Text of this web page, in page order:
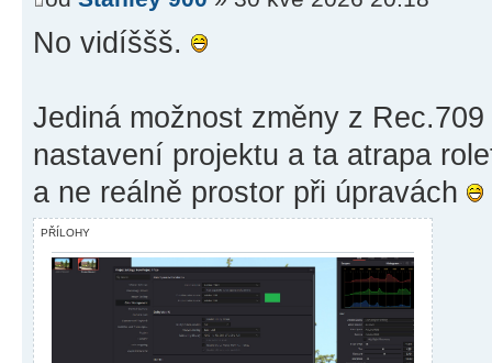
No vidíššš.
Jediná možnost změny z
nastavení projektu a ta atrapa
a ne reálně prostor při úpravách
PŘÍLOHY